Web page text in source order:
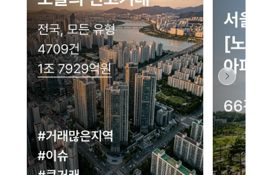
네이버 지도 연결 안내
현재 네이버 지도 연결이 원활하지 않아 지도를 불러올 수 없습니다.
이용에 불편을 드려 죄송합니다.
다시 시도